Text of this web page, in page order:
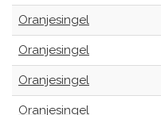
Oranjesingel
Oranjesingel
Oranjesingel
Oranjesingel